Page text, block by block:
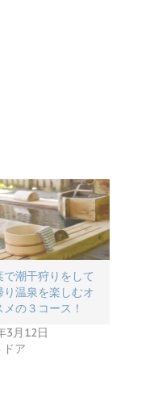
で潮干狩りをして
り温泉を楽しむオ
メの３コース！
3月12日
ドア